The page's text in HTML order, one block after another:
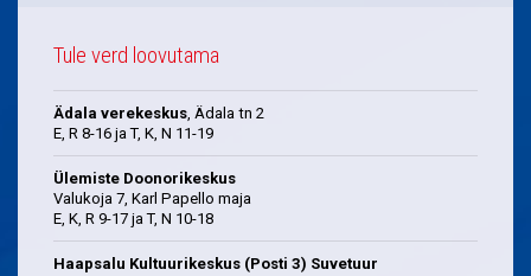
Tule verd loovutama
Ädala verekeskus, Ädala tn 2
E, R 8-16 ja T, K, N 11-19
Ülemiste Doonorikeskus
Valukoja 7, Karl Papello maja
E, K, R 9-17 ja T, N 10-18
Haapsalu Kultuurikeskus (Posti 3) Suvetuur